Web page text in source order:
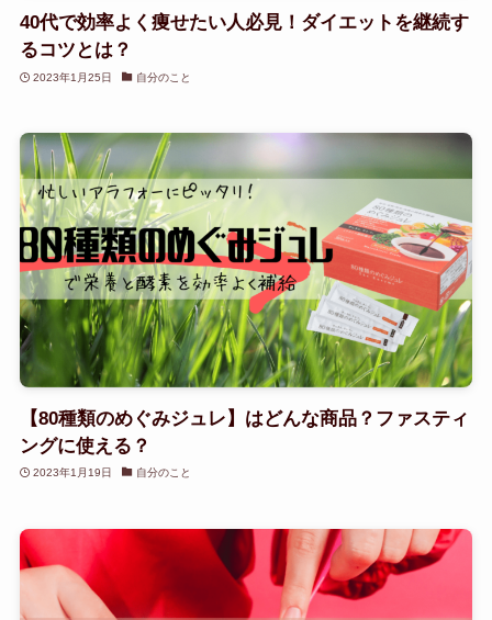
40代で効率よく痩せたい人必見！ダイエットを継続す
るコツとは？
2023年1月25日 自分のこと
【80種類のめぐみジュレ】はどんな商品？ファスティ
ングに使える？
2023年1月19日 自分のこと